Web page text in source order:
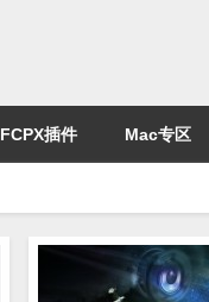
FCPX插件 Mac专区